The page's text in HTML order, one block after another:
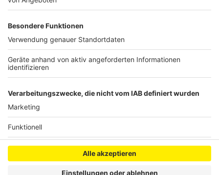
Anzeige
den Corona-Test bestehen.
Anzeige